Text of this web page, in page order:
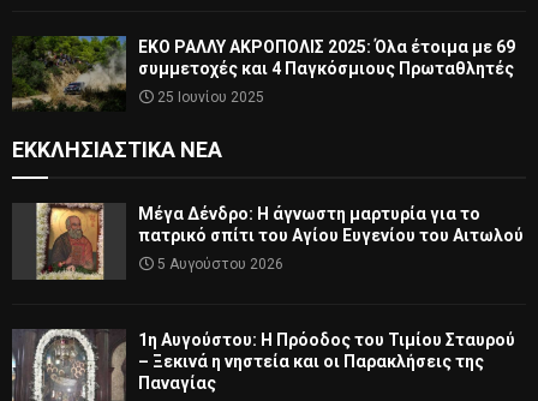
ΕΚΟ ΡΑΛΛΥ ΑΚΡΟΠΟΛΙΣ 2025: Όλα έτοιμα με 69
συμμετοχές και 4 Παγκόσμιους Πρωταθλητές
25 Ιουνίου 2025
ΕΚΚΛΗΣΙΑΣΤΙΚΆ ΝΈΑ
Μέγα Δένδρο: Η άγνωστη μαρτυρία για το
πατρικό σπίτι του Αγίου Ευγενίου του Αιτωλού
5 Αυγούστου 2026
1η Αυγούστου: Η Πρόοδος του Τιμίου Σταυρού
– Ξεκινά η νηστεία και οι Παρακλήσεις της
Παναγίας